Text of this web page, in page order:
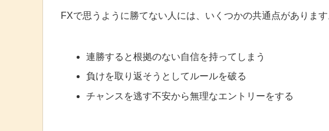
FXで思うように勝てない人には、いくつかの共通点があります
連勝すると根拠のない自信を持ってしまう
負けを取り返そうとしてルールを破る
チャンスを逃す不安から無理なエントリーをする